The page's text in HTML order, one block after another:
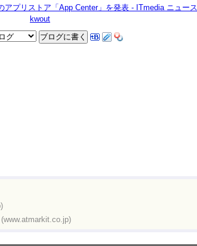
アプリストア「App Center」を発表 - ITmedia ニュース
kwout
(www.atmarkit.co.jp)